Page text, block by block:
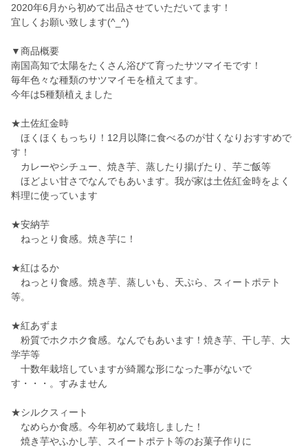
2020年6月から初めて出品させていただいてます！
宜しくお願い致します(^_^)
▼商品概要
南国高知で太陽をたくさん浴びて育ったサツマイモです！
毎年色々な種類のサツマイモを植えてます。
今年は5種類植えました
★土佐紅金時
ほくほくもっちり！12月以降に食べるのが甘くなりおすすめで
す！
カレーやシチュー、焼き芋、蒸したり揚げたり、芋ご飯等
ほどよい甘さでなんでもあいます。我が家は土佐紅金時をよく
料理に使っています
★安納芋
ねっとり食感。焼き芋に！
★紅はるか
ねっとり食感。焼き芋、蒸しいも、天ぷら、スィートポテト
等。
★紅あずま
粉質でホクホク食感。なんでもあいます！焼き芋、干し芋、大
学芋等
十数年栽培していますが綺麗な形になった事がないで
す・・・。すみません
★シルクスィート
なめらか食感。今年初めて栽培しました！
焼き芋やふかし芋、スイートポテト等のお菓子作りに